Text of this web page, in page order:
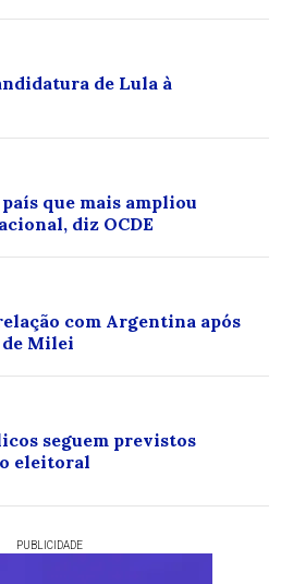
de Lula à
que mais ampliou
diz OCDE
com Argentina após
Milei
seguem previstos
eleitoral
PUBLICIDADE